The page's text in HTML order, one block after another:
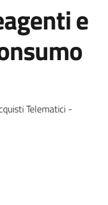
e
Telematici -